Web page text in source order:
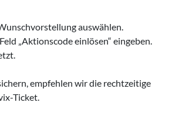
auswählen.
„Aktionscode einlösen“ eingeben.
empfehlen wir die rechtzeitige
Ticket.